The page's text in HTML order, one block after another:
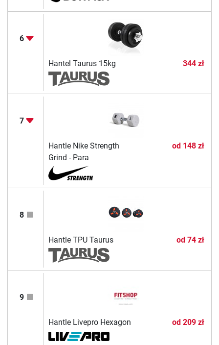
6
Hantel Taurus 15kg 344 zł
7
Hantle Nike Strength
Grind - Para
od 148 zł
8
Hantle TPU Taurus od 74 zł
9
Hantle Livepro Hexagon od 209 zł